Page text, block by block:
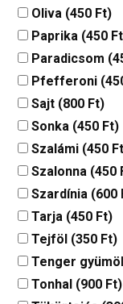
Oliva (450 Ft)
Paprika (450
Paradicsom
Pfefferoni
Sajt (800 Ft)
Sonka (450 Ft)
Szalámi (450
Szalonna (450
Szardínia (600
Tarja (450 Ft)
Tejföl (350 Ft)
Tenger
Tonhal (900 Ft)